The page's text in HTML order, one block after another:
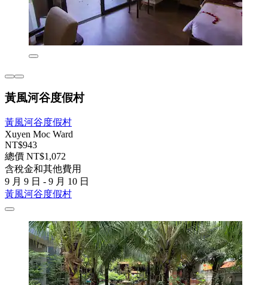
黃風河谷度假村
黃風河谷度假村
Xuyen Moc Ward
NT$943
總價 NT$1,072
含稅金和其他費用
9 月 9 日 - 9 月 10 日
黃風河谷度假村